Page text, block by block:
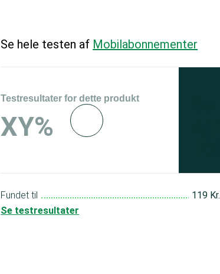
Se hele testen af Mobilabonnementer
Testresultater for dette produkt
XY%
Fundet til
119 Kr.
Se testresultater